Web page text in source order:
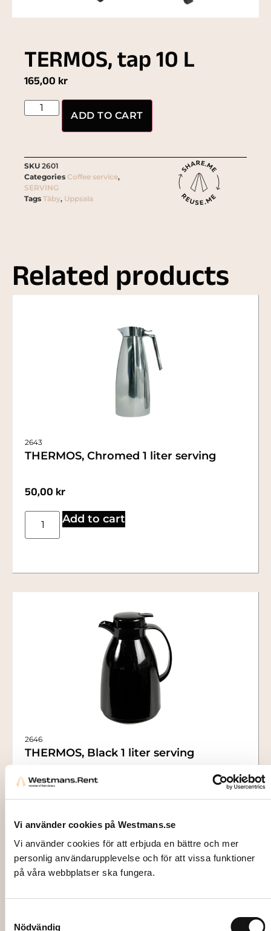
Vi använder cookies på Westmans.se
Vi använder cookies för att erbjuda en bättre och mer
personlig användarupplevelse och för att vissa funktioner
på våra webbplatser ska fungera.
Nödvändig
TERMOS, tap 10 L
165,00 kr
ADD TO CART
SKU 2601
Categories Coffee service,
SERVING
Tags Täby, Uppsala
Related products
2643
THERMOS, Chromed 1 liter serving
50,00 kr
Add to cart
2646
THERMOS, Black 1 liter serving
30,00